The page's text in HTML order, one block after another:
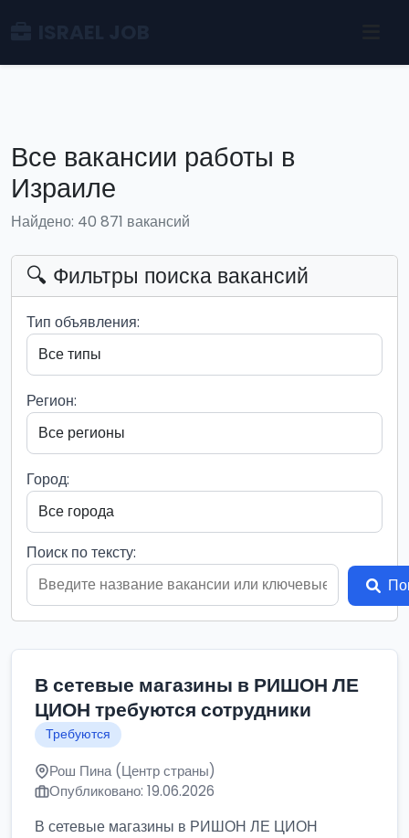
Все вакансии работы в
Израиле
Найдено: 40 871 вакансий
🔍 Фильтры поиска вакансий
Тип объявления:
Регион:
Город:
Поиск по тексту:
В сетевые магазины в РИШОН ЛЕ
ЦИОН требуются сотрудники
Требуются
Рош Пина (Центр страны)
Опубликовано: 19.06.2026
В сетевые магазины в РИШОН ЛЕ ЦИОН